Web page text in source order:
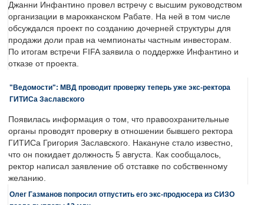
Джанни Инфантино провел встречу с высшим руководством
организации в марокканском Рабате. На ней в том числе
обсуждался проект по созданию дочерней структуры для
продажи доли прав на чемпионаты частным инвесторам.
По итогам встречи FIFA заявила о поддержке Инфантино и
отказе от проекта.
"Ведомости": МВД проводит проверку теперь уже экс-ректора
ГИТИСа Заславского
Появилась информация о том, что правоохранительные
органы проводят проверку в отношении бывшего ректора
ГИТИСа Григория Заславского. Накануне стало известно,
что он покидает должность 5 августа. Как сообщалось,
ректор написал заявление об отставке по собственному
желанию.
Олег Газманов попросил отпустить его экс-продюсера из СИЗО